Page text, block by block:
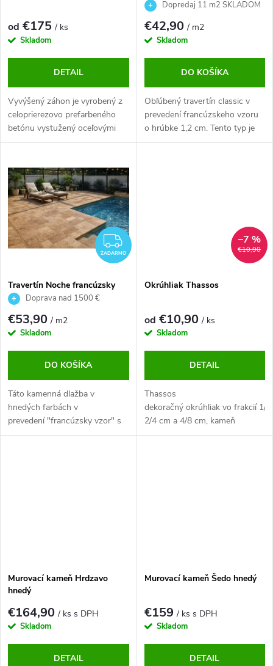
v
o
v
od €175/ ks
Skladom
DETAIL
Vyvýšený záhon je vyrobený z
celoprierezovo prefarbeného
betónu vystužený oceľovými
prútmi. Svojim povrchom a
reliéf dreva. Hrúbka steny je 7
cm. Je ideálny aj ako bylinkový
záhon. Výška záhona sa dá...
- plnený, matný
Dopredaj 11 m2 SKLADOM
€42,90/ m2
Skladom
DO KOŠÍKA
Obľúbený travertín classic v
prevedení francúzskeho vzoru
o hrúbke 1,2 cm. Tento typ je
plnený/matný čo z neho robí
ZADARMO
ZADARMO
Travertín Noche francúzsky
vzor hr. 3cm - omieľaný
Doprava nad 1500 €
ZDARMA
€53,90/ m2
Skladom
DO KOŠÍKA
Táto kamenná dlažba v
hnedých farbách v
prevedení "francúzsky vzor" s
decentnou kresbou, ktorú ocení
€10,90
–7 %
Okrúhliak Thassos
od €10,90/ ks
Skladom
DETAIL
Thassos
dekoračný okrúhliak vo frakcií 1/2
2/4 cm a 4/8 cm, kameň
Thassos je z mramoru.
Murovací kameň Hrdzavo
hnedý
€164,90/ ks s DPH
Skladom
DETAIL
Murovací kameň Šedo hnedý
€159/ ks s DPH
Skladom
DETAIL